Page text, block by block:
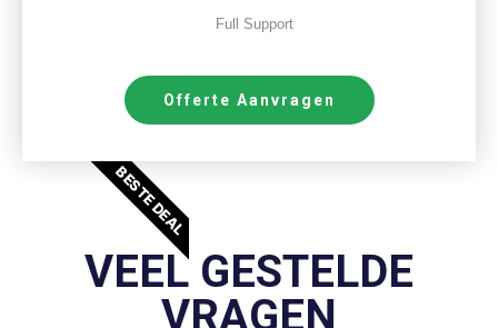
Full Support
Offerte Aanvragen
BESTE DEAL
VEEL GESTELDE
VRAGEN